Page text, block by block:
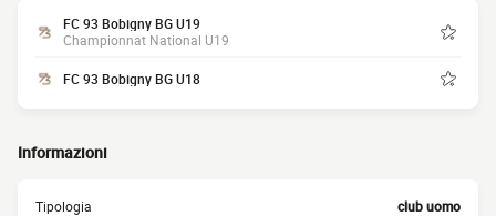
FC 93 Bobigny BG U19
Championnat National U19
FC 93 Bobigny BG U18
Informazioni
Tipologia club uomo